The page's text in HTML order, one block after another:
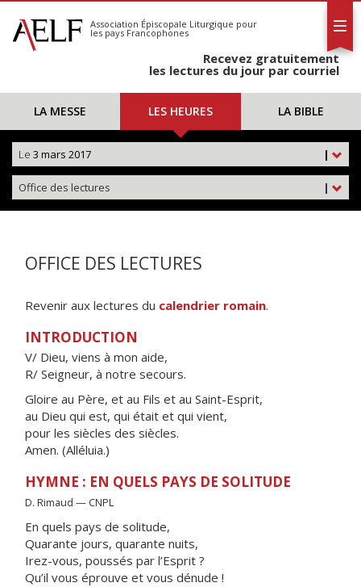
S'abonner
Calendrier
Association Épiscopale Liturgique pour
les pays Francophones
Recevez gratuitement
les lectures du jour par courriel
LA MESSE LES HEURES LA BIBLE
|
Le 3 mars 2017
|
Office des lectures
OFFICE DES LECTURES
Revenir aux lectures du calendrier romain.
INTRODUCTION
V/ Dieu, viens à mon aide,
R/ Seigneur, à notre secours.
Gloire au Père, et au Fils et au Saint-Esprit,
au Dieu qui est, qui était et qui vient,
pour les siècles des siècles.
Amen. (Alléluia.)
HYMNE : EN QUELS PAYS DE SOLITUDE
D. Rimaud — CNPL
En quels pays de solitude,
Quarante jours, quarante nuits,
Irez-vous, poussés par l’Esprit ?
Qu’il vous éprouve et vous dénude !